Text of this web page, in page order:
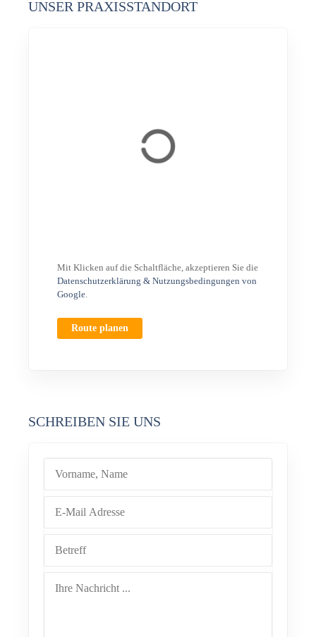
UNSER PRAXISSTANDORT
Mit Klicken auf die Schaltfläche, akzeptieren Sie die
Datenschutzerklärung & Nutzungsbedingungen von
Google.
Route planen
SCHREIBEN SIE UNS